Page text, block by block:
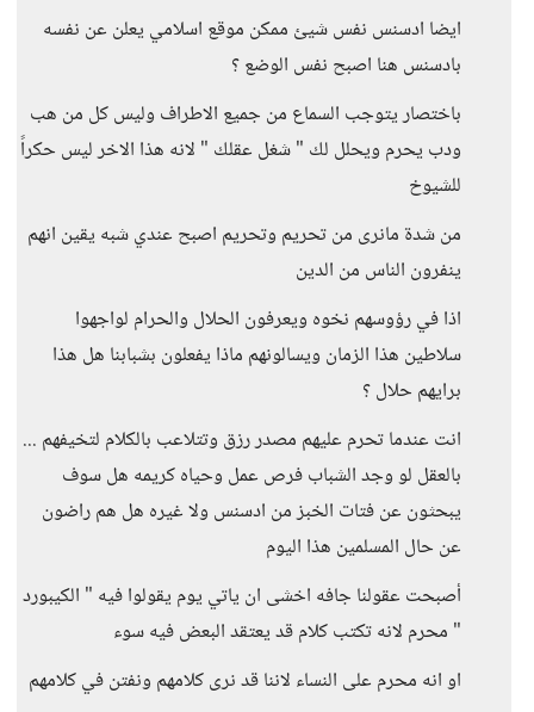
ايضا ادسنس نفس شيئ ممكن موقع اسلامي يعلن عن نفسه
بادسنس هنا اصبح نفس الوضع ؟
باختصار يتوجب السماع من جميع الاطراف وليس كل من هب
ودب يحرم ويحلل لك " شغل عقلك " لانه هذا الاخر ليس حكراً
للشيوخ
من شدة مانرى من تحريم وتحريم اصبح عندي شبه يقين انهم
ينفرون الناس من الدين
اذا في رؤوسهم نخوه ويعرفون الحلال والحرام لواجهوا
سلاطين هذا الزمان ويسالونهم ماذا يفعلون بشبابنا هل هذا
برايهم حلال ؟
انت عندما تحرم عليهم مصدر رزق وتتلاعب بالكلام لتخيفهم ...
بالعقل لو وجد الشباب فرص عمل وحياه كريمه هل سوف
يبحثون عن فتات الخبز من ادسنس ولا غيره هل هم راضون
عن حال المسلمين هذا اليوم
أصبحت عقولنا جافه اخشى ان ياتي يوم يقولوا فيه " الكيبورد
" محرم لانه تكتب كلام قد يعتقد البعض فيه سوء
او انه محرم على النساء لاننا قد نرى كلامهم ونفتن في كلامهم